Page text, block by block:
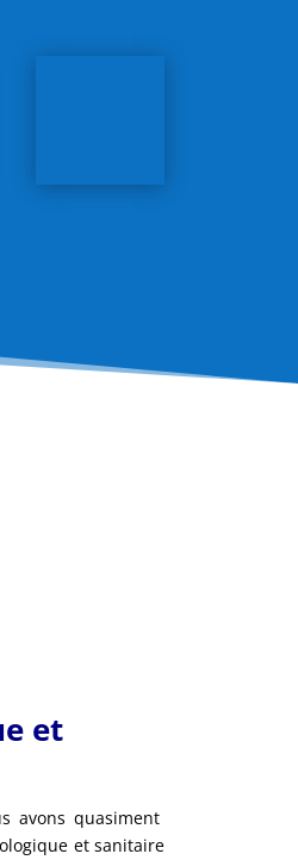
et
avons quasiment
et sanitaire